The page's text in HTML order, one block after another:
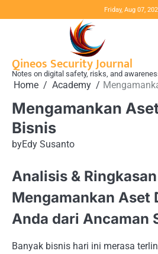
to
Friday, Aug 07,
Qineos Security Journal
Notes on digital safety, risks, and
Home Academy
Mengamankan
Bisnis
byEdy Susanto
Analisis &
Mengamankan Aset
Anda dari Ancaman
Banyak bisnis hari ini merasa